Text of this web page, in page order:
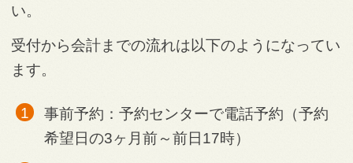
い。
受付から会計までの流れは以下のようになってい
ます。
事前予約：予約センターで電話予約（予約
希望日の3ヶ月前～前日17時）